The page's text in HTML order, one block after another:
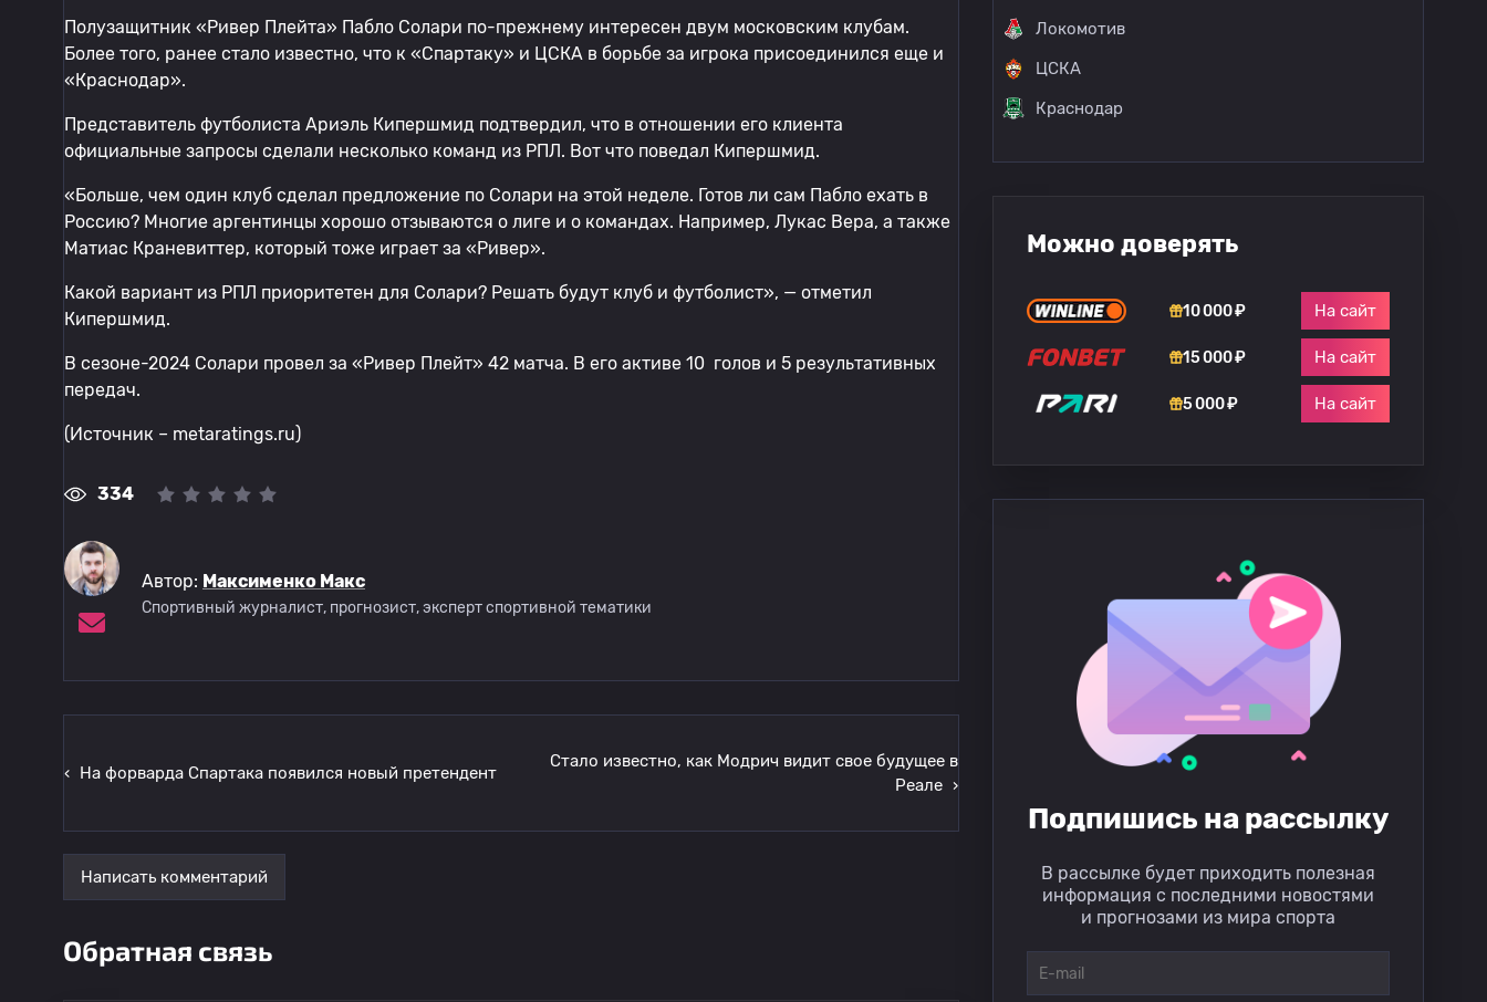
Полузащитник «Ривер Плейта» Пабло Солари по-прежнему интересен двум московским клубам.
Более того, ранее стало известно, что к «Спартаку» и ЦСКА в борьбе за игрока присоединился еще и
«Краснодар».
Представитель футболиста Ариэль Кипершмид подтвердил, что в отношении его клиента
официальные запросы сделали несколько команд из РПЛ. Вот что поведал Кипершмид.
«Больше, чем один клуб сделал предложение по Солари на этой неделе. Готов ли сам Пабло ехать в
Россию? Многие аргентинцы хорошо отзываются о лиге и о командах. Например, Лукас Вера, а также
Матиас Краневиттер, который тоже играет за «Ривер».
Какой вариант из РПЛ приоритетен для Солари? Решать будут клуб и футболист», — отметил
Кипершмид.
В сезоне-2024 Солари провел за «Ривер Плейт» 42 матча. В его активе 10 голов и 5 результативных
передач.
(Источник – metaratings.ru)
334
Автор: Максименко Макс
Спортивный журналист, прогнозист, эксперт спортивной тематики
‹ На форварда Спартака появился новый претендент
Стало известно, как Модрич видит свое будущее в
Реале ›
Написать комментарий
Обратная связь
Локомотив
ЦСКА
Краснодар
Можно доверять
10 000 ₽ На сайт
15 000 ₽ На сайт
5 000 ₽ На сайт
Подпишись на рассылку
В рассылке будет приходить полезная
информация с последними новостями
и прогнозами из мира спорта